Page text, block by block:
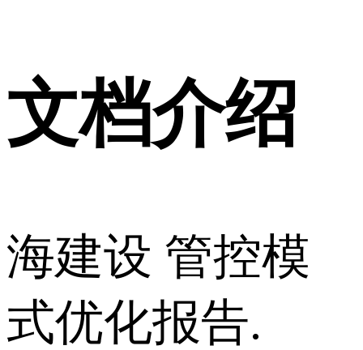
文档介绍
海建设 管控模
式优化报告.